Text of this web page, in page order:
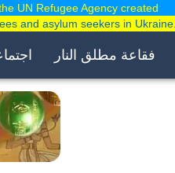
فقاعة مطلق النار
UN Refugee Agency created
and asylum seekers in Ukraine.